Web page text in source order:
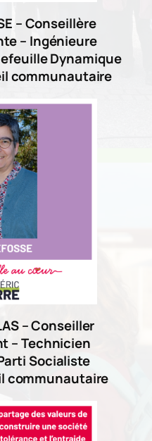
– Conseillère
– Ingénieure
Dynamique
communautaire
– Conseiller
– Technicien
Socialiste
communautaire